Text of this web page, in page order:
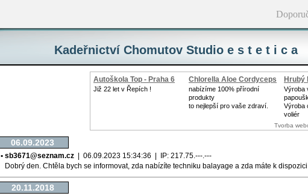
Kadeřnictví Chomutov Studio e s t e t i c a
Autoškola Top - Praha 6
Již 22 let v Řepích !
Chlorella Aloe Cordyceps
nabízíme 100% přírodní
produkty
to nejlepší pro vaše zdraví.
Hrubý
Výroba
Výroba
voliér
Tvorba
06.09.2023
• sb3671@seznam.cz | 06.09.2023 15:34:36 | IP: 217.75.---.---
Dobrý den. Chtěla bych se informovat, zda nabízíte techniku balayage a zda máte k
20.11.2018